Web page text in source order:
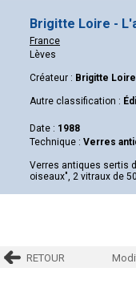
Brigitte Loire -
France
Lèves
Créateur : Brigitte Loire
Autre classification :
Date : 1988
Technique : Verres
Verres antiques sertis
oiseaux", 2 vitraux de
RETOUR